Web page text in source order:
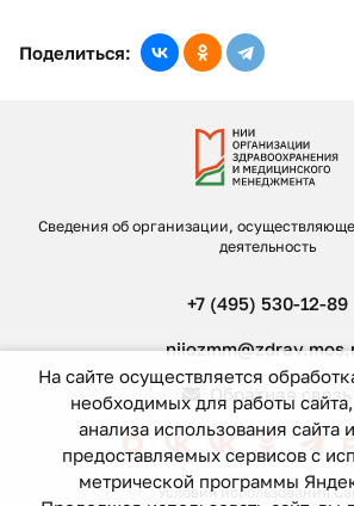
Поделиться:
Сведения об организации,
деятельность
+7 (495) 530-12-89
Обратная связь
Условия использования
На сайте осуществляется
необходимых для работы
анализа использования сайта
предоставляемых сервисов с
метрической программы